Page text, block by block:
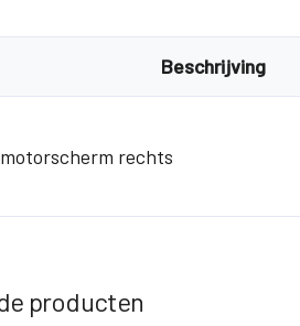
Beschrijving
rechts
producten